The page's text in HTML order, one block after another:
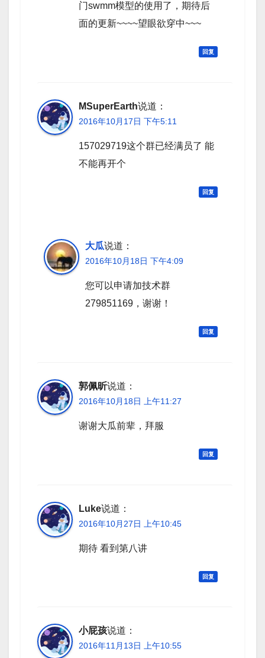
门swmm模型的使用了，期待后
面的更新~~~~望眼欲穿中~~~
回复
MSuperEarth说道：
2016年10月17日 下午5:11
157029719这个群已经满员了 能
不能再开个
回复
大瓜说道：
2016年10月18日 下午4:09
您可以申请加技术群
279851169，谢谢！
回复
郭佩昕说道：
2016年10月18日 上午11:27
谢谢大瓜前辈，拜服
回复
Luke说道：
2016年10月27日 上午10:45
期待 看到第八讲
回复
小屁孩说道：
2016年11月13日 上午10:55